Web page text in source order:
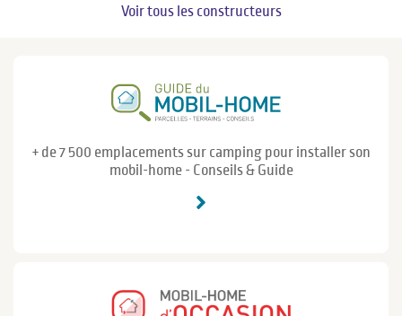
Voir tous les constructeurs
+ de 7 500 emplacements sur camping pour installer son
mobil-home - Conseils & Guide